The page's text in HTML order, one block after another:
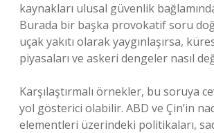
kaynakları ulusal güvenlik
Burada bir başka provokatif soru
uçak yakıtı olarak yaygınlaşırsa,
piyasaları ve askeri dengeler nasıl
Karşılaştırmalı örnekler, bu soruya
yol gösterici olabilir. ABD ve Çin’in
elementleri üzerindeki politikaları,